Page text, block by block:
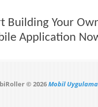
Building Your
Application
© 2026Mobil